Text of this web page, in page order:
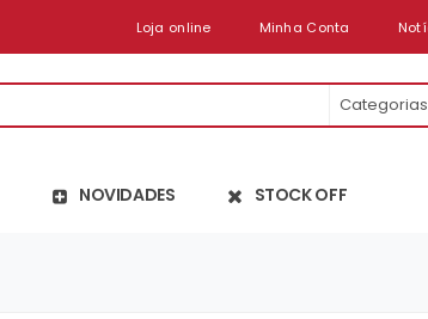
Loja online Minha Conta
NOVIDADES STOCK OFF